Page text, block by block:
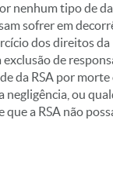
nenhum tipo de
sofrer em
dos direitos da
exclusão de
da RSA por
negligência, ou
que a RSA não